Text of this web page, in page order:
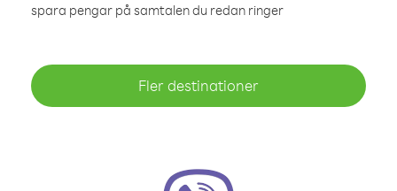
spara pengar på samtalen du redan ringer
Fler destinationer